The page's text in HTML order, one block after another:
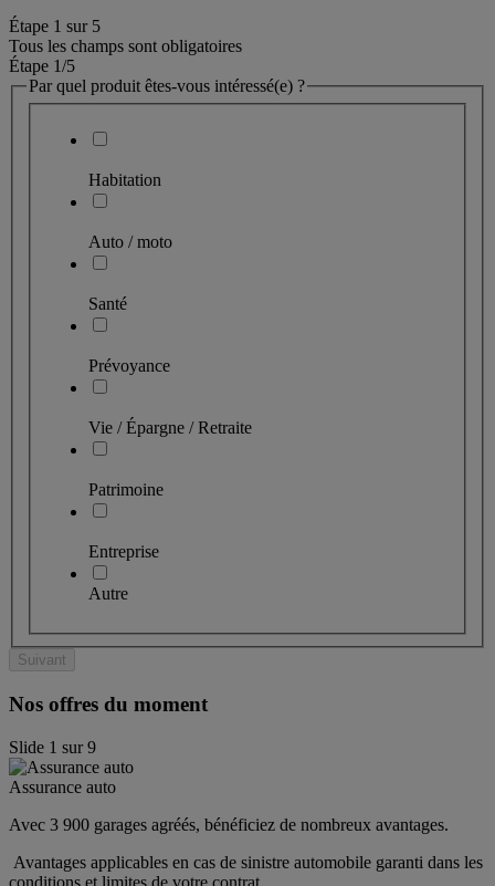
Étape 1 sur 5
Tous les champs sont obligatoires
Étape 1/5
Par quel produit êtes-vous intéressé(e) ?
Habitation
Auto / moto
Santé
Prévoyance
Vie / Épargne / Retraite
Patrimoine
Entreprise
Autre
Suivant
Nos offres du moment
Slide 1 sur9
Assurance auto
Avec 3 900 garages agréés, bénéficiez de nombreux avantages.
Avantages applicables en cas de sinistre automobile garanti dans les
conditions et limites de votre contrat.